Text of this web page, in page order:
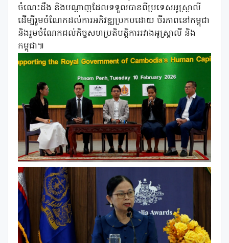
ចំណេះដឹង និងបណ្តាញដែលទទួលបានពីប្រទេសអូស្ត្រាលី
ដើម្បីរួមចំណែកដល់ការអភិវឌ្ឍប្រកបដោយ ចីរភាពនៅកម្ពុជា
និងរួមចំណែកដល់កិច្ចសហប្រតិបត្តិការរវាងអូស្ត្រាលី និង
កម្ពុជា៕